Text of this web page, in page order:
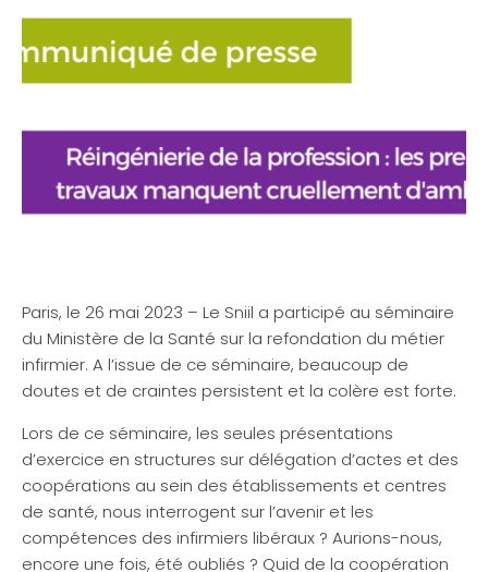
Paris, le 26 mai 2023 – Le Sniil a participé au séminaire
du Ministère de la Santé sur la refondation du métier
infirmier. A l’issue de ce séminaire, beaucoup de
doutes et de craintes persistent et la colère est forte.
Lors de ce séminaire, les seules présentations
d’exercice en structures sur délégation d’actes et des
coopérations au sein des établissements et centres
de santé, nous interrogent sur l’avenir et les
compétences des infirmiers libéraux ? Aurions-nous,
encore une fois, été oubliés ? Quid de la coopération